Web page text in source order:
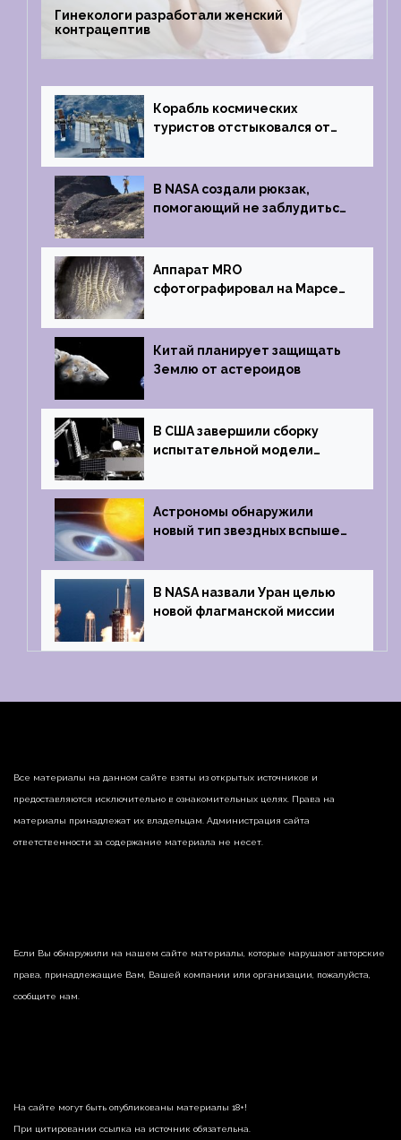
Гинекологи разработали женский
контрацептив
Корабль космических
туристов отстыковался от
на Землю
В NASA создали рюкзак,
помогающий не заблудиться
Аппарат MRO
сфотографировал на Марсе
на отпечаток пальца
Китай планирует защищать
Землю от астероидов
В США завершили сборку
испытательной модели
Griffin
Астрономы обнаружили
новый тип звездных вспышек
В NASA назвали Уран целью
новой флагманской миссии
Все материалы на данном сайте взяты из открытых источников и
предоставляются исключительно в ознакомительных целях. Права на
материалы принадлежат их владельцам. Администрация сайта
ответственности за содержание материала не несет.
Если Вы обнаружили на нашем сайте материалы, которые нарушают авторские
права, принадлежащие Вам, Вашей компании или организации, пожалуйста,
сообщите нам.
На сайте могут быть опубликованы материалы 18+!
При цитировании ссылка на источник обязательна.